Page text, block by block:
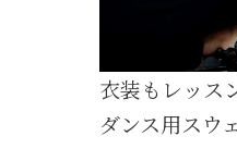
新な衣装映えをお届け。
【
衣装もレッス
ダンス用スウ